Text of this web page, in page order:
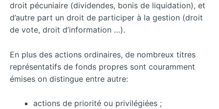
droit pécuniaire (dividendes, bonis de liquidation), et
d’autre part un droit de participer à la gestion (droit
de vote, droit d’information …).
En plus des actions ordinaires, de nombreux titres
représentatifs de fonds propres sont couramment
émises on distingue entre autre:
actions de priorité ou privilégiées ;